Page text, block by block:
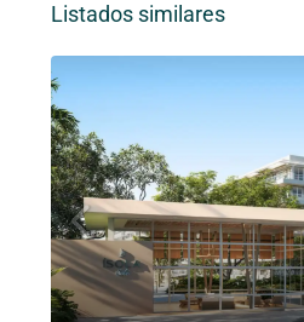
Listados similares